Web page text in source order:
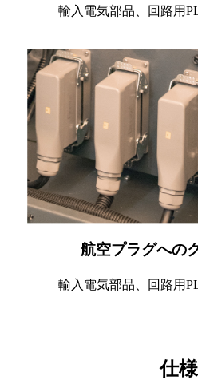
輸入電気部品、回路用
航空プラグへの
輸入電気部品、回路用
仕様